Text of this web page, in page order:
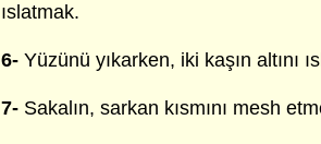
ıslatmak.
6- Yüzünü yıkarken, iki kaşın altını
7- Sakalın, sarkan kısmını mesh